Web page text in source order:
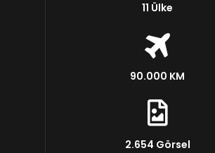
11 Ülke
90.000 KM
2.654 Görsel